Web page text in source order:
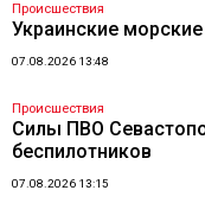
Происшествия
Украинские
07.08.2026 13:48
Происшествия
Силы ПВО
беспилотников
07.08.2026 13:15